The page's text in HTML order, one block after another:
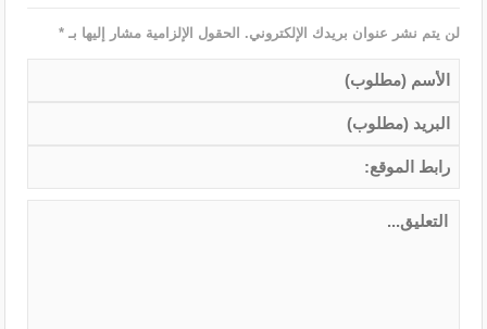
لن يتم نشر عنوان بريدك الإلكتروني. الحقول الإلزامية مشار إليها بـ*